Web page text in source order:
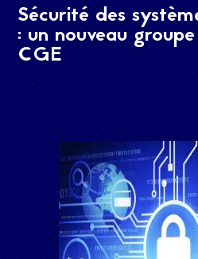
Sécurité des
: un nouveau
CGE